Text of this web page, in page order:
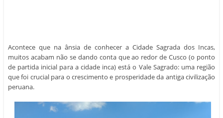
Acontece que na ânsia de conhecer a Cidade Sagrada dos Incas,
muitos acabam não se dando conta que ao redor de Cusco (o ponto
de partida inicial para a cidade inca) está o Vale Sagrado: uma região
que foi crucial para o crescimento e prosperidade da antiga civilização
peruana.